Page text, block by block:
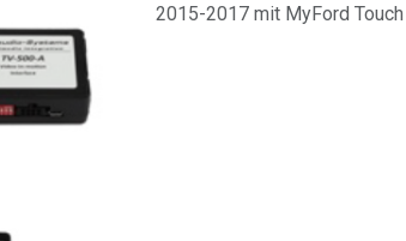
2015-2017 mit MyFord